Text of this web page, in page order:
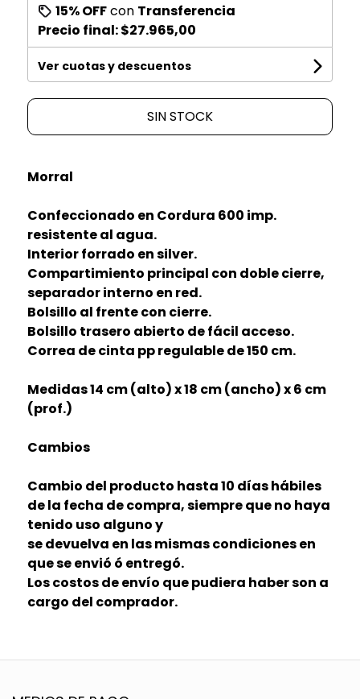
15% OFFcon Transferencia
Precio final:$27.965,00
Ver cuotas y descuentos
SIN STOCK
Morral
Confeccionado en Cordura 600 imp.
resistente al agua.
Interior forrado en silver.
Compartimiento principal con doble cierre,
separador interno en red.
Bolsillo al frente con cierre.
Bolsillo trasero abierto de fácil acceso.
Correa de cinta pp regulable de 150 cm.
Medidas 14 cm (alto) x 18 cm (ancho) x 6 cm
(prof.)
Cambios
Cambio del producto hasta 10 días hábiles
de la fecha de compra, siempre que no haya
tenido uso alguno y
se devuelva en las mismas condiciones en
que se envió ó entregó.
Los costos de envío que pudiera haber son a
cargo del comprador.